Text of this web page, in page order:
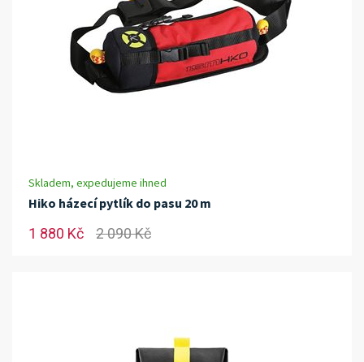
Skladem, expedujeme ihned
Hiko házecí pytlík do pasu 20 m
1 880 Kč 2 090 Kč